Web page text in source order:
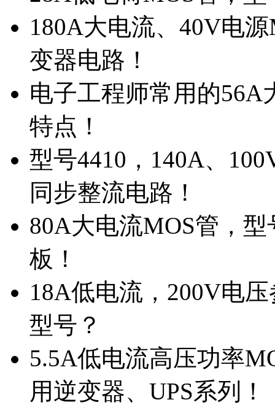
180A大电流、40V电
变器电路！
电子工程师常用的56A
特点！
型号4410，140A、
同步整流电路！
80A大电流MOS管，
板！
18A低电流，200V电
型号？
5.5A低电流高压功率
用逆变器、UPS系列！